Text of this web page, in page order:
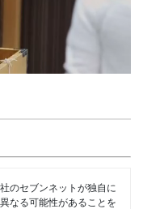
のセブンネットが独自に
なる可能性があることを